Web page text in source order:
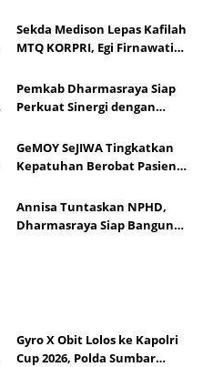
Sekda Medison Lepas Kafilah
MTQ KORPRI, Egi Firnawati
Nasional
Pemkab Dharmasraya Siap
Perkuat Sinergi dengan
Kepemimpinan Marlon
Martua
GeMOY SeJIWA Tingkatkan
Kepatuhan Berobat Pasien
Annisa Tuntaskan NPHD,
Dharmasraya Siap Bangun
Gyro X Obit Lolos ke Kapolri
Cup 2026, Polda Sumbar